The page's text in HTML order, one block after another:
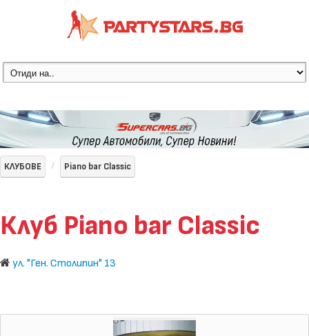
КЛУБОВЕ Piano bar Classic
Клуб Piano bar Classic
ул. "Ген. Столипин" 13